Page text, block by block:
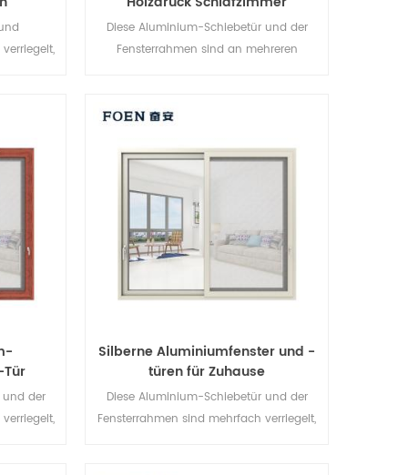
Schiebetür
Diese Aluminium-Schiebetür und der
Fensterrahmen sind an mehreren
hervorragend. Verschiedene Türtypen für
Anforderungen.
und der
Silberne Aluminiumfenster und -
türen für Zuhause
Diese Aluminium-Schiebetür und der
Fensterrahmen sind mehrfach verriegelt,